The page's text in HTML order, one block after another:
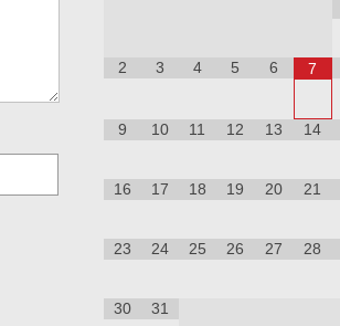
2 3 4 5 6 7
9 10 11 12 13 14
16 17 18 19 20 21
23 24 25 26 27 28
30 31